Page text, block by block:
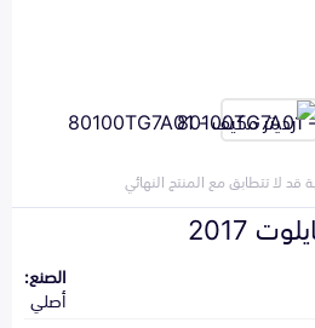
قد لا تتطابق مع المنتج النهائي
2017
الصنع:
أصلي